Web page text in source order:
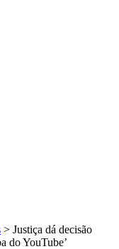
> Justiça dá decisão
do YouTube’